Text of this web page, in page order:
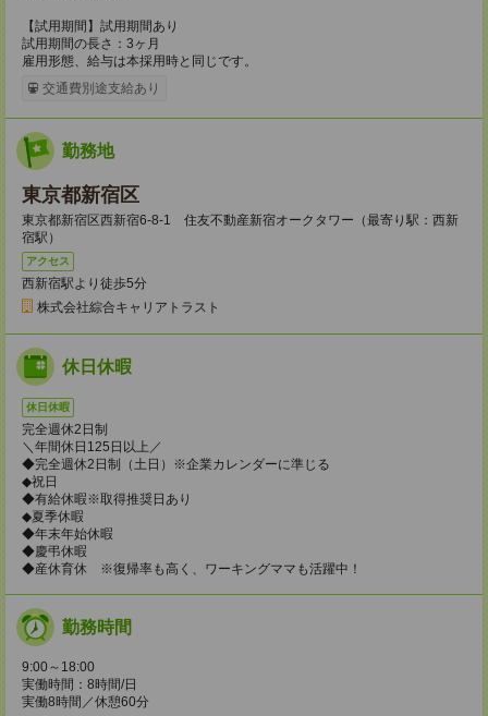
【試用期間】試用期間あり
試用期間の長さ：3ヶ月
雇用形態、給与は本採用時と同じです。
交通費別途支給あり
勤務地
東京都新宿区
東京都新宿区西新宿6-8-1 住友不動産新宿オークタワー（最寄り駅：西新
宿駅）
アクセス
西新宿駅より徒歩5分
株式会社綜合キャリアトラスト
休日休暇
休日休暇
完全週休2日制
＼年間休日125日以上／
◆完全週休2日制（土日）※企業カレンダーに準じる
◆祝日
◆有給休暇※取得推奨日あり
◆夏季休暇
◆年末年始休暇
◆慶弔休暇
◆産休育休 ※復帰率も高く、ワーキングママも活躍中！
勤務時間
9:00～18:00
実働時間：8時間/日
実働8時間／休憩60分